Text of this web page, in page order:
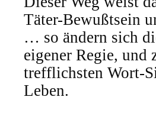
Täter-Bewußtsein
… so ändern sich
eigener Regie, und
trefflichsten Wort-
Leben.